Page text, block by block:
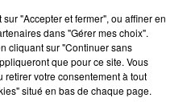
"Fête du vin"
pour retrouver
"Accepter et fermer", ou affiner en
dans "Gérer mes choix".
cliquant sur "Continuer sans
que pour ce site. Vous
retirer votre consentement à tout
situé en bas de chaque page.